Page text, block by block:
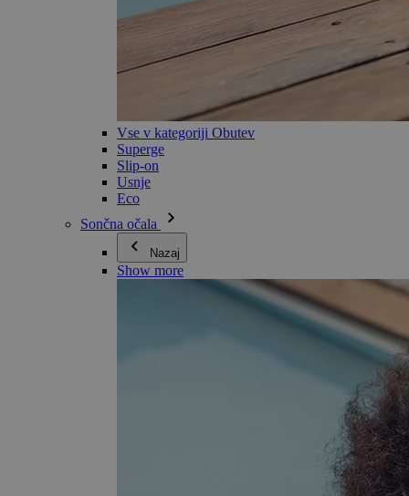
Vse v kategoriji Obutev
Superge
Slip-on
Usnje
Eco
Sončna očala
Nazaj
Show more